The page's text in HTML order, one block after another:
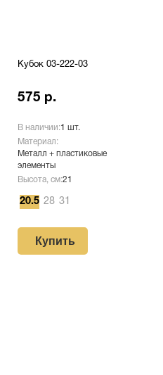
Кубок 03-222-03
575 р.
В наличии:1 шт.
Материал:
Металл + пластиковые
элементы
Высота, см:21
20.5 28 31
Купить